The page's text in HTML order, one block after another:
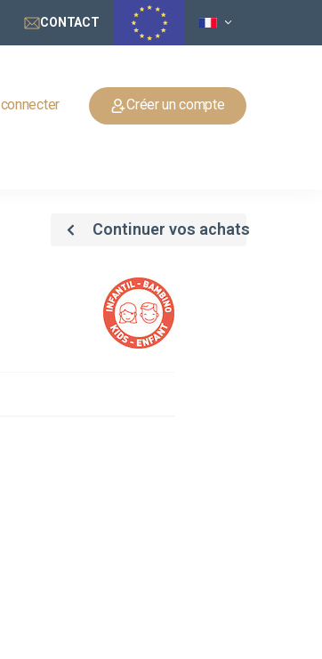
CONTACT
Créer un compte
Continuer vos achats